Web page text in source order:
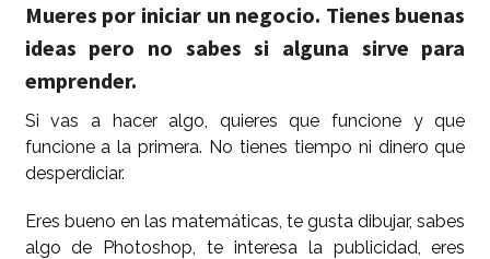
Mueres por iniciar un negocio. Tienes buenas
ideas pero no sabes si alguna sirve para
emprender.
Si vas a hacer algo, quieres que funcione y que
funcione a la primera. No tienes tiempo ni dinero que
desperdiciar.
Eres bueno en las matemáticas, te gusta dibujar, sabes
algo de Photoshop, te interesa la publicidad, eres